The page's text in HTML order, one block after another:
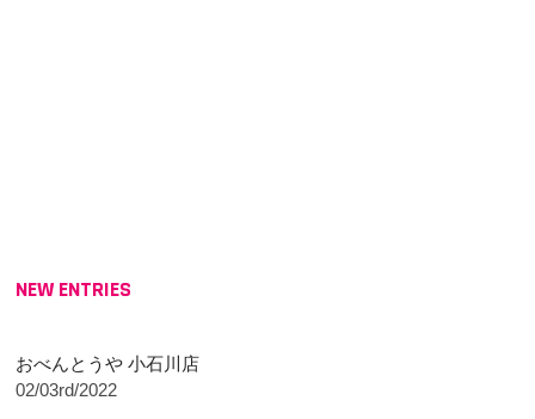
NEW ENTRIES
おべんとうや 小石川店
02/03rd/2022